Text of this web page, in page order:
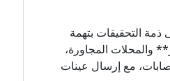
ذمة التحقيقات بتهمة
والمحلات المجاورة،
مع إرسال عينات